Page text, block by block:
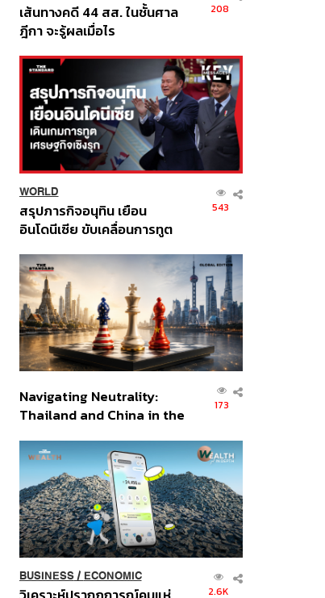
เส้นทางคดี 44 สส. ในชั้นศาล
ฎีกา จะรู้ผลเมื่อไร
208
WORLD
สรุปภารกิจอนุทิน เยือน
อินโดนีเซีย ขับเคลื่อนการทูต
ส่วนยุทธศาสตร์ไทย –
อินโดนีเซีย
543
Navigating Neutrality:
Thailand and China in the
Order
173
BUSINESS/ ECONOMIC
2.6K